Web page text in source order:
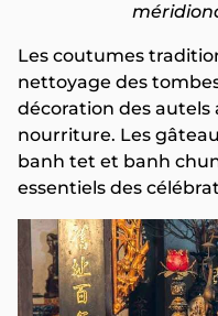
Les coutumes
nettoyage des
décoration des autels
nourriture. Les
banh tet et banh
essentiels des